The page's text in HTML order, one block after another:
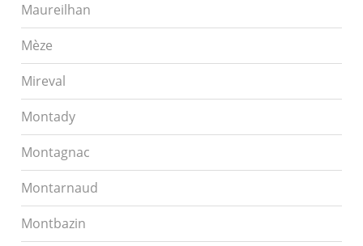
Maureilhan
Mèze
Mireval
Montady
Montagnac
Montarnaud
Montbazin